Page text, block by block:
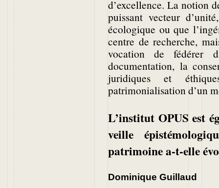
d’excellence. La notion
puissant vecteur
écologique ou que
centre de recherche,
vocation de fédérer
documentation, la
juridiques et
patrimonialisation d’un
L’institut OPUS est
veille
patrimoine a-t-elle
Dominique Guillaud